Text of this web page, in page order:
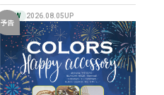
NEW 2026.08.05UP
予告